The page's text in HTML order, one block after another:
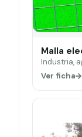
Malla
Industria,
Ver ficha